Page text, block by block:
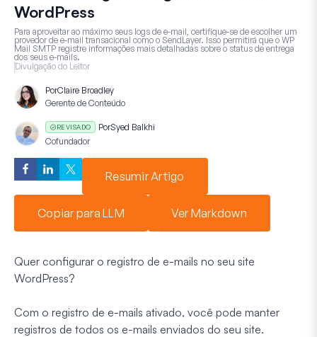
WordPress
Para aproveitar ao máximo seus logs de e-mail, certifique-se de escolher um
provedor de e-mail transacional como o SendLayer. Isso permitirá que o WP
Mail SMTP registre informações mais detalhadas sobre o status de entrega
dos seus e-mails.
Divulgação do Leitor
PorClaire Broadley
Gerente de Conteúdo
REVISADO PorSyed Balkhi
Cofundador
Resumir Artigo
Copiar para LLM Ver Markdown
Quer configurar o registro de e-mails no seu site
WordPress?
Com o registro de e-mails ativado, você pode manter
registros de todos os e-mails enviados do seu site.